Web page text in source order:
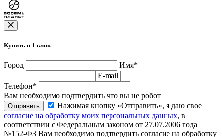
Купить в 1 клик
Город Имя*
E-mail
Телефон*
Вам необходимо подтвердить что вы не робот
Отправить
Нажимая кнопку «Отправить», я даю свое
согласие на обработку моих персональных данных, в
соответствии с Федеральным законом от 27.07.2006 года
№152-ФЗ Вам необходимо подтвердить согласие на обработку